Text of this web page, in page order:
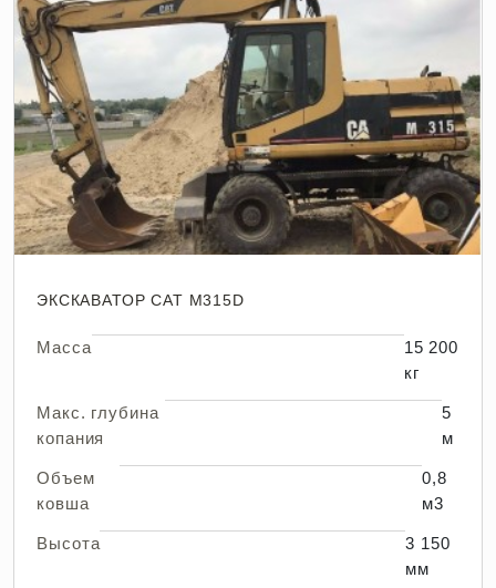
ЭКСКАВАТОР CAT M315D
Масса
15 200
кг
Макс. глубина
копания
5
м
Объем
ковша
0,8
м3
Высота
3 150
мм